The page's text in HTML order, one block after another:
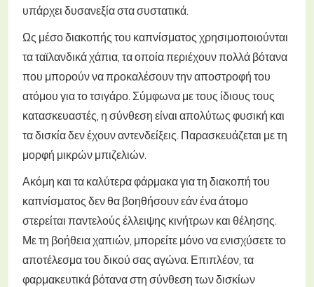
υπάρχει δυσανεξία στα συστατικά.
Ως μέσο διακοπής του καπνίσματος χρησιμοποιούνται
τα ταϊλανδικά χάπια, τα οποία περιέχουν πολλά βότανα
που μπορούν να προκαλέσουν την αποστροφή του
ατόμου για το τσιγάρο. Σύμφωνα με τους ίδιους τους
κατασκευαστές, η σύνθεση είναι απολύτως φυσική και
τα δισκία δεν έχουν αντενδείξεις. Παρασκευάζεται με τη
μορφή μικρών μπιζελιών.
Ακόμη και τα καλύτερα φάρμακα για τη διακοπή του
καπνίσματος δεν θα βοηθήσουν εάν ένα άτομο
στερείται παντελούς έλλειψης κινήτρων και θέλησης.
Με τη βοήθεια χαπιών, μπορείτε μόνο να ενισχύσετε το
αποτέλεσμα του δικού σας αγώνα. Επιπλέον, τα
φαρμακευτικά βότανα στη σύνθεση των δισκίων